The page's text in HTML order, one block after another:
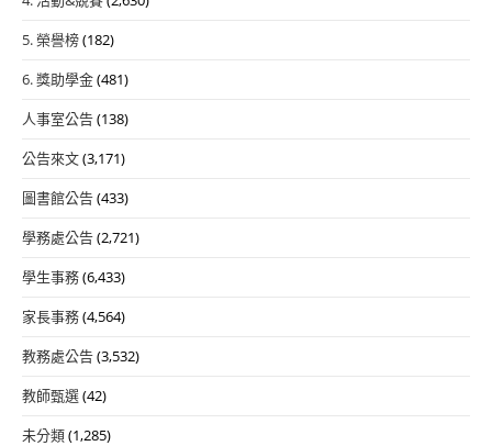
5. 榮譽榜(182)
6. 獎助學金(481)
人事室公告(138)
公告來文(3,171)
圖書館公告(433)
學務處公告(2,721)
學生事務(6,433)
家長事務(4,564)
教務處公告(3,532)
教師甄選(42)
未分類(1,285)